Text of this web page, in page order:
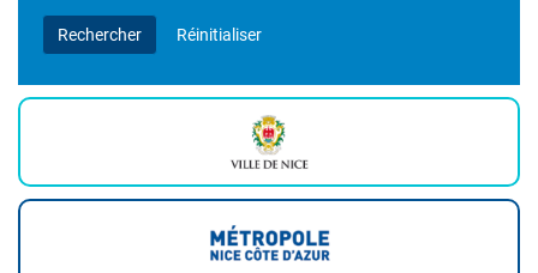
Mot-
clefRechercher Réinitialiser